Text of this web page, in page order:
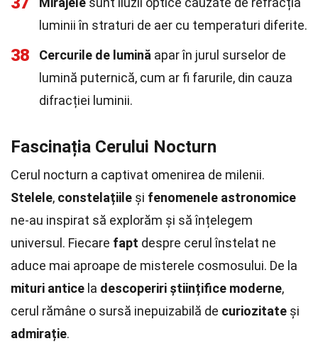
luminii în straturi de aer cu temperaturi diferite.
38 Cercurile de lumină apar în jurul surselor de
lumină puternică, cum ar fi farurile, din cauza
difracției luminii.
Fascinația Cerului Nocturn
Cerul nocturn a captivat omenirea de milenii.
Stelele, constelațiile și fenomenele astronomice
ne-au inspirat să explorăm și să înțelegem
universul. Fiecare fapt despre cerul înstelat ne
aduce mai aproape de misterele cosmosului. De la
mituri antice la descoperiri științifice moderne,
cerul rămâne o sursă inepuizabilă de curiozitate și
admirație.